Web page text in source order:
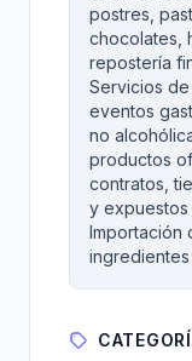
postres,
chocolates,
repostería
Servicios
eventos
no
productos
contratos,
y expuestos
Importación